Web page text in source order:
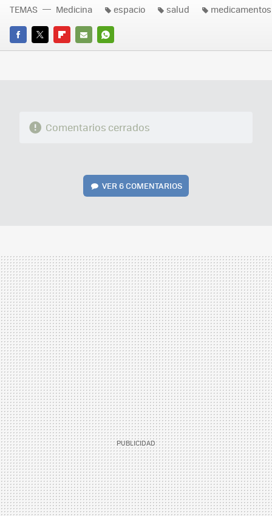
FACEBOOK
TWITTERFLIPBOARD
E-
WHATSAPP
TEMAS Medicina espacio salud medicamentos
Comentarios cerrados
VER6 COMENTARIOS